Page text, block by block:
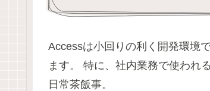
Accessは小回りの利く開発環境
ます。 特に、社内業務で使われ
日常茶飯事。